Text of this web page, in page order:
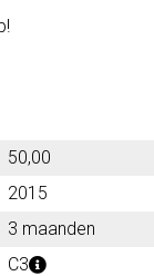
50,00
2015
3 maanden
C3